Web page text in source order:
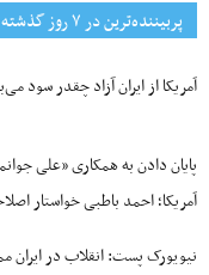
پربیننده‌ترین‌ در ۷ روز گذشته
آمریکا از ایران آزاد چقدر سود
پایان دادن به همکاری «علی
آمریکا؛ احمد باطبی خواستار
نیویورک پست: انقلاب در